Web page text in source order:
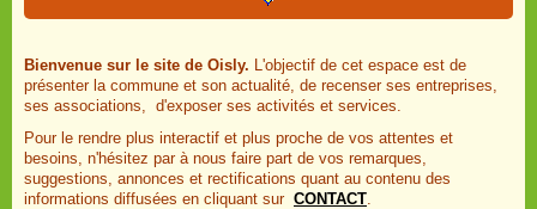
Bienvenue sur le site de Oisly. L'objectif de cet espace est de
présenter la commune et son actualité, de recenser ses entreprises,
ses associations, d'exposer ses activités et services.
Pour le rendre plus interactif et plus proche de vos attentes et
besoins, n'hésitez par à nous faire part de vos remarques,
suggestions, annonces et rectifications quant au contenu des
informations diffusées en cliquant sur CONTACT.